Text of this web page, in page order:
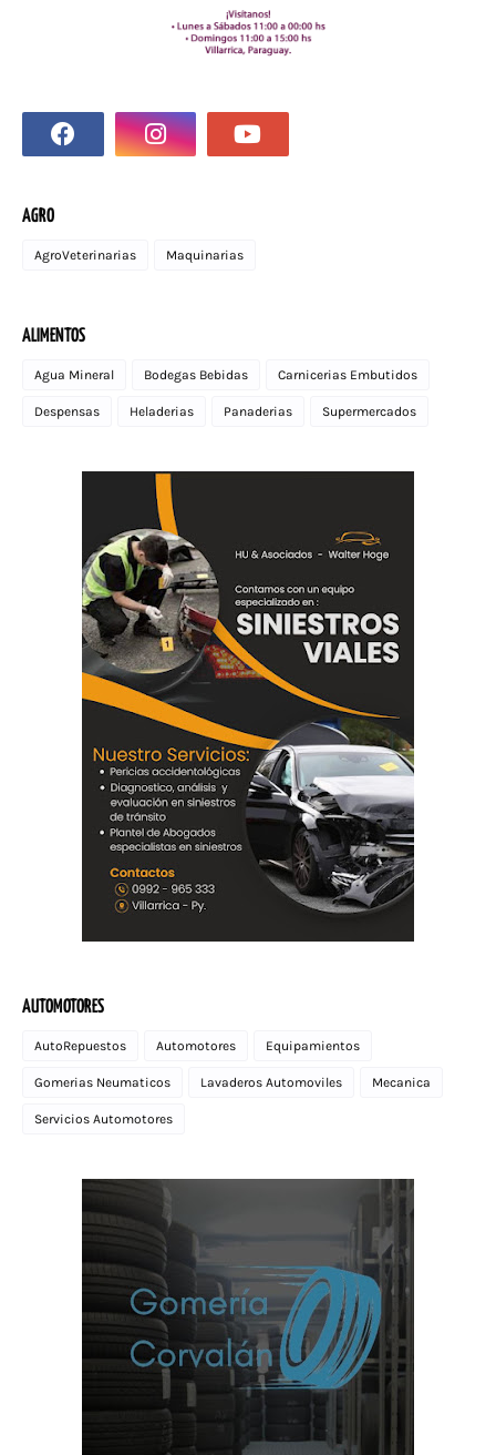
AGRO
AgroVeterinarias Maquinarias
ALIMENTOS
Agua Mineral Bodegas Bebidas Carnicerias Embutidos
Despensas Heladerias Panaderias Supermercados
AUTOMOTORES
AutoRepuestos Automotores Equipamientos
Gomerias Neumaticos Lavaderos Automoviles Mecanica
Servicios Automotores